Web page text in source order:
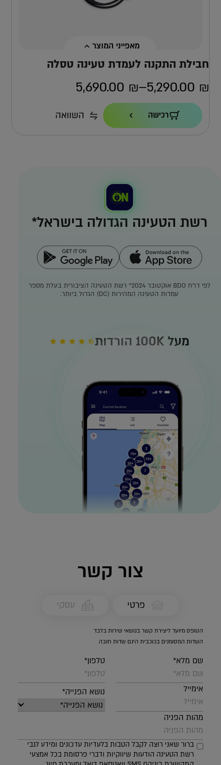
מאפייני המוצר
חבילת התקנה לעמדת טעינה טסלה
5,290.00 ₪
–
5,690.00 ₪
טווח
מחירים:
⁦5,290.00 ₪⁩
הספק טעינה
22KW
למה העמדה הזו?
רכישה השוואה
רשת הטעינה הגדולה בישראל*
לפי דו"ח BDO אוקטובר 2024*
רשת הטעינה הציבורית בעלת מספר
עמדות הטעינה המהירות (DC) הגדול ביותר.
מעל 100K הורדות
צור קשר
פרטי עסקי
הטופס מיועד ליצירת קשר בנושאי שירות בלבד
השדות המסומנים בכוכבית הינם שדות חובה
שם מלא* טלפון*
אימייל נושא הפנייה*
מהות הפניה
ברור שאני רוצה לקבל הטבות בלעדיות עדכונים ומידע לגבי
רשת הטעינה הודעות שיווקיות ודברי פרסומת בכל אמצעי